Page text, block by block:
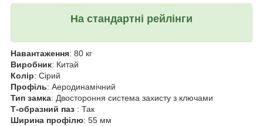
На стандартні рейлінги
Навантаження: 80 кг
Виробник: Китай
Колір: Сірий
Профіль: Аеродинамічний
Тип замка: Двостороння система захисту з ключами
Т-образний паз : Так
Ширина профілю: 55 мм